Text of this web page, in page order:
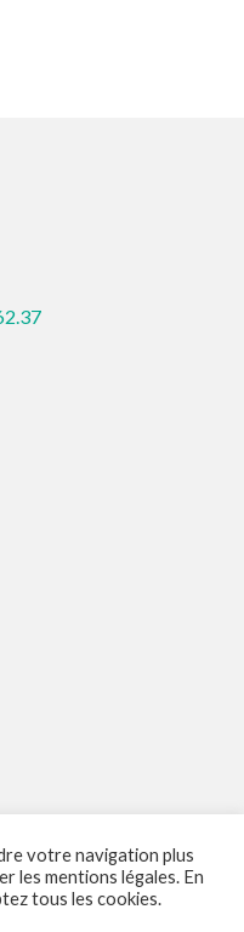
Politique de Confidentialité
votre navigation plus
les mentions légales. En
tous les cookies.